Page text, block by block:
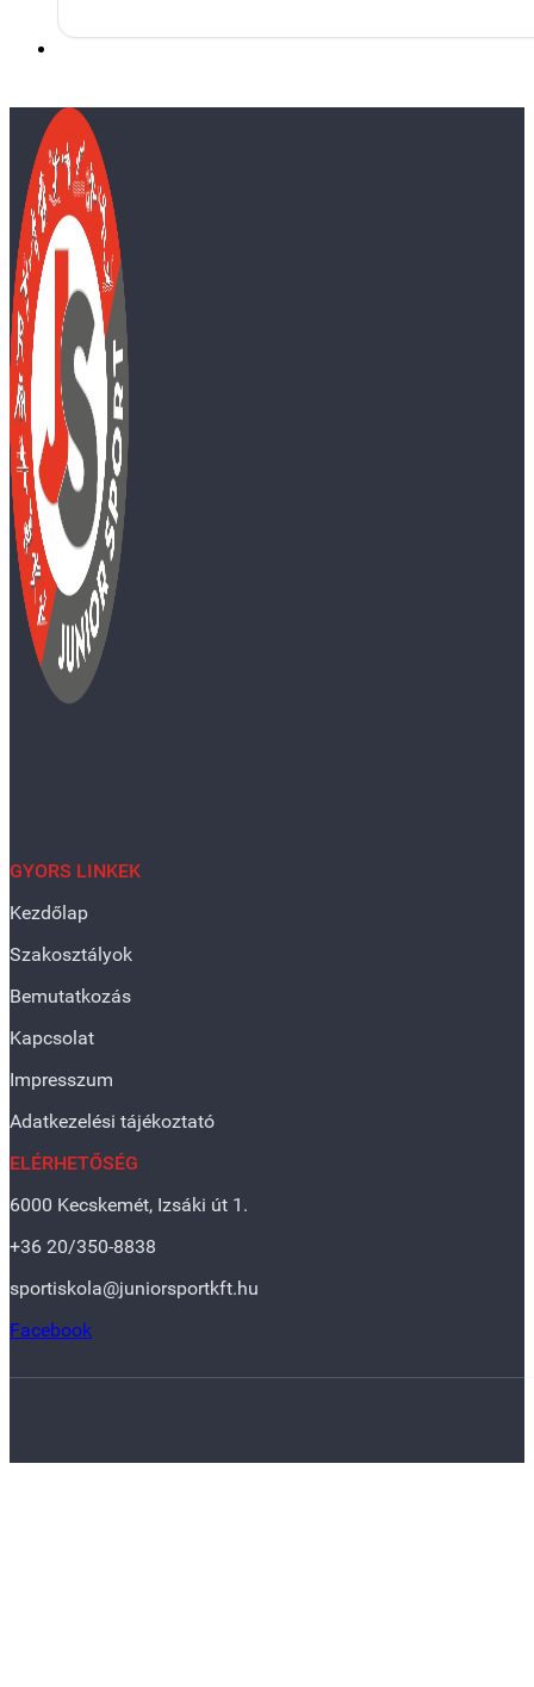
GYORS LINKEK
Kezdőlap
Szakosztályok
Bemutatkozás
Kapcsolat
Impresszum
Adatkezelési tájékoztató
ELÉRHETŐSÉG
6000 Kecskemét, Izsáki út 1.
+36 20/350-8838
sportiskola@juniorsportkft.hu
Facebook